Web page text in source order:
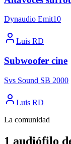
Dynaudio Emit10
Luis RD
Subwoofer cine
Svs Sound SB 2000
Luis RD
La comunidad
1 audiófilo